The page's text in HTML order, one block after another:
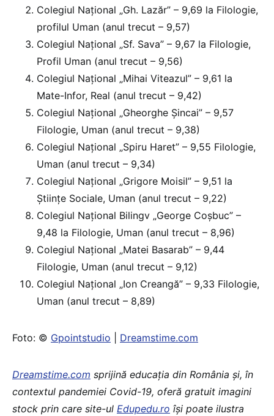
Colegiul Național „Gh. Lazăr” – 9,69 la Filologie,
profilul Uman (anul trecut – 9,57)
Colegiul Național „Sf. Sava” – 9,67 la Filologie,
Profil Uman (anul trecut – 9,56)
Colegiul Național „Mihai Viteazul” – 9,61 la
Mate-Infor, Real (anul trecut – 9,42)
Colegiul Național „Gheorghe Șincai” – 9,57
Filologie, Uman (anul trecut – 9,38)
Colegiul Național „Spiru Haret” – 9,55 Filologie,
Uman (anul trecut – 9,34)
Colegiul Național „Grigore Moisil” – 9,51 la
Științe Sociale, Uman (anul trecut – 9,22)
Colegiul Național Bilingv „George Coșbuc” –
9,48 la Filologie, Uman (anul trecut – 8,96)
Colegiul Național „Matei Basarab” – 9,44
Filologie, Uman (anul trecut – 9,12)
Colegiul Național „Ion Creangă” – 9,33 Filologie,
Uman (anul trecut – 8,89)
Foto: © Gpointstudio Dreamstime.com
Dreamstime.com sprijină educaţia din România şi, în
contextul pandemiei Covid-19, oferă gratuit imagini
stock prin care site-ul Edupedu.ro îşi poate ilustra